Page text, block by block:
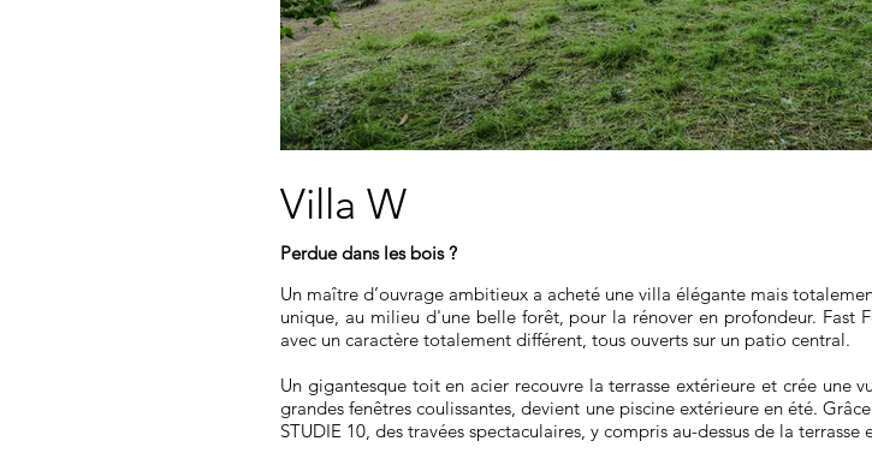
Villa W
Perdue dans les bois ?
Un maître d’ouvrage ambitieux a acheté une villa élégante mais
unique, au milieu d'une belle forêt, pour la rénover en profondeur. Fast
avec un caractère totalement différent, tous ouverts sur un patio central.
Un gigantesque toit en acier recouvre la terrasse extérieure et crée une
grandes fenêtres coulissantes, devient une piscine extérieure en été.
STUDIE 10, des travées spectaculaires, y compris au-dessus de la